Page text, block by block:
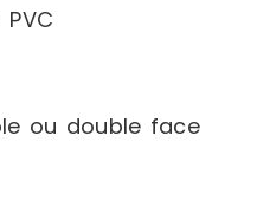
ou double face